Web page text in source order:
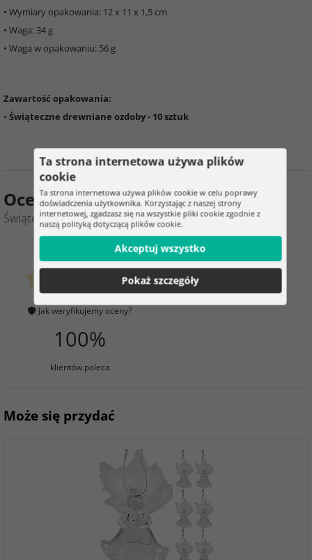
• Wymiary opakowania: 12 x 11 x 1,5 cm
• Waga: 34 g
• Waga w opakowaniu: 56 g
Zawartość opakowania:
• Świąteczne drewniane ozdoby - 10 sztuk
Ocena produktu
Świąteczne drewniane ozdoby - 10 sztuk
0
0 ocena
Jak weryfikujemy oceny?
5
klientów już kupiło
100%
klientów poleca
Może się przydać
Ta strona internetowa używa plików
cookie
Ta strona internetowa używa plików cookie w celu poprawy
doświadczenia użytkownika. Korzystając z naszej strony
internetowej, zgadzasz się na wszystkie pliki cookie zgodnie z
naszą polityką dotyczącą plików cookie.
Akceptuj wszystko
Pokaż szczegóły